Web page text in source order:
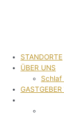
STANDORTE
ÜBER UNS
Schlaf
GASTGEBER